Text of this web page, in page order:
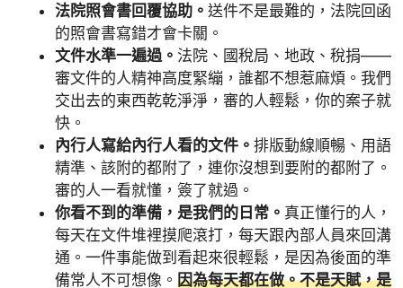
法院照會書回覆協助。 送件不是最難的，法院回函
的照會書寫錯才會卡關。
文件水準一遍過。 法院、國稅局、地政、稅捐——
審文件的人精神高度緊繃，誰都不想惹麻煩。我們
交出去的東西乾乾淨淨，審的人輕鬆，你的案子就
快。
內行人寫給內行人看的文件。 排版動線順暢、用語
精準、該附的都附了，連你沒想到要附的都附了。
審的人一看就懂，簽了就過。
你看不到的準備，是我們的日常。 真正懂行的人，
每天在文件堆裡摸爬滾打，每天跟內部人員來回溝
通。一件事能做到看起來很輕鬆，是因為後面的準
備常人不可想像。 因為每天都在做。不是天賦，是